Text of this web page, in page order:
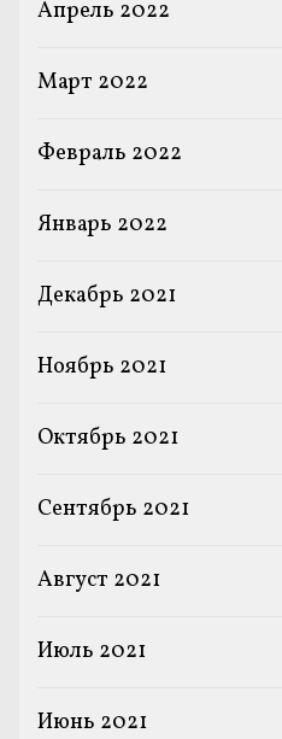
Апрель 2022
Март 2022
Февраль 2022
Январь 2022
Декабрь 2021
Ноябрь 2021
Октябрь 2021
Сентябрь 2021
Август 2021
Июль 2021
Июнь 2021